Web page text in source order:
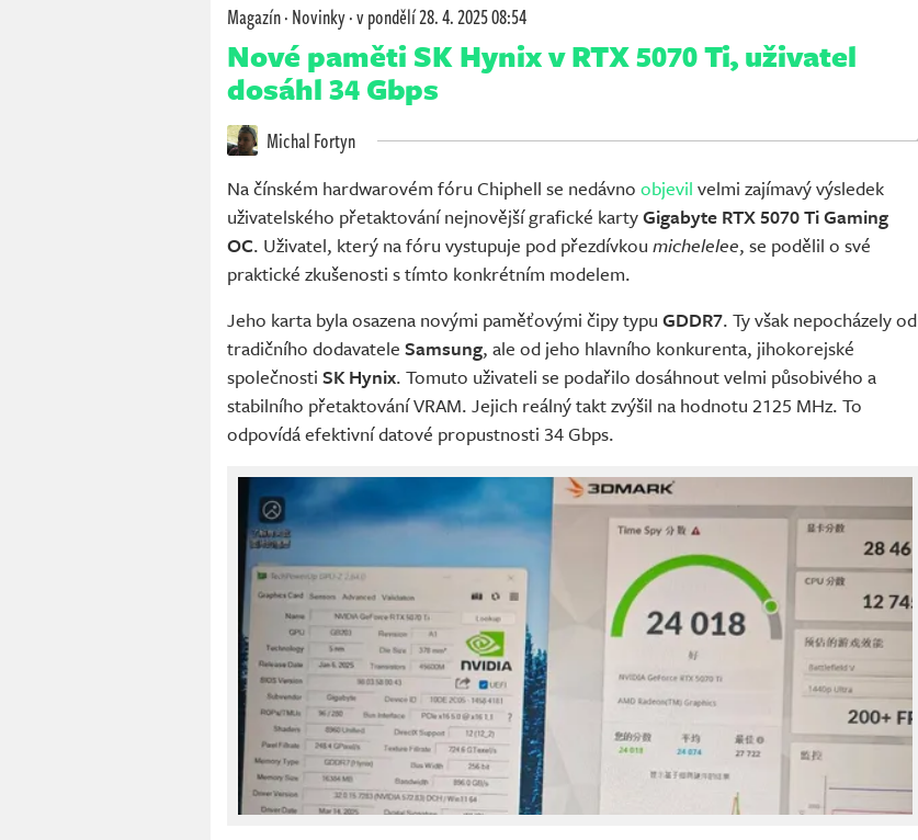
Magazín·Novinky·v pondělí28. 4. 2025 08:54
Nové paměti SK Hynix v RTX 5070 Ti, uživatel
dosáhl 34 Gbps
Michal Fortyn
Na čínském hardwarovém fóru Chiphell se nedávno objevil velmi zajímavý výsledek
uživatelského přetaktování nejnovější grafické kartyGigabyte RTX 5070 Ti Gaming
OC. Uživatel, který na fóru vystupuje pod přezdívkou michelelee, se podělil o své
praktické zkušenosti s tímto konkrétním modelem.
Jeho karta byla osazena novými paměťovými čipy typu GDDR7. Ty však nepocházely od
tradičního dodavatele Samsung, ale od jeho hlavního konkurenta, jihokorejské
společnosti SK Hynix. Tomuto uživateli se podařilo dosáhnout velmi působivého a
stabilního přetaktování VRAM. Jejich reálný takt zvýšil na hodnotu 2125 MHz. To
odpovídá efektivní datové propustnosti 34 Gbps.